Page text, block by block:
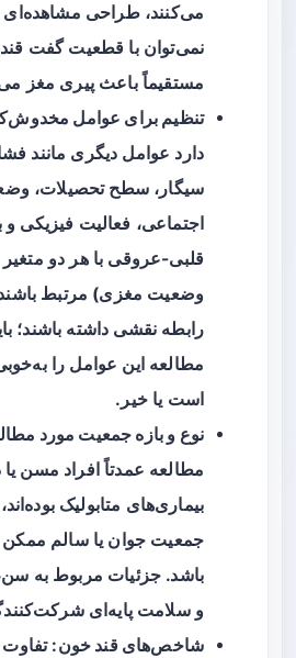
می‌کنند، طراحی مشاهده‌ای
نمی‌توان با قطعیت گفت قند
مستقیماً باعث پیری مغز
تنظیم برای عوامل
دارد عوامل دیگری مانند
سیگار، سطح تحصیلات،
اجتماعی، فعالیت فیزیکی و
قلبی-عروقی با هر دو
وضعیت مغزی) مرتبط باشند
رابطه نقشی داشته باشند؛
مطالعه این عوامل را
است یا خیر.
نوع و بازه جمعیت مورد
مطالعه عمدتاً افراد مسن یا
بیماری‌های متابولیک
جمعیت جوان یا سالم
باشد. جزئیات مربوط به
و سلامت پایه‌ای
شاخص‌های قند خون: تفاوت